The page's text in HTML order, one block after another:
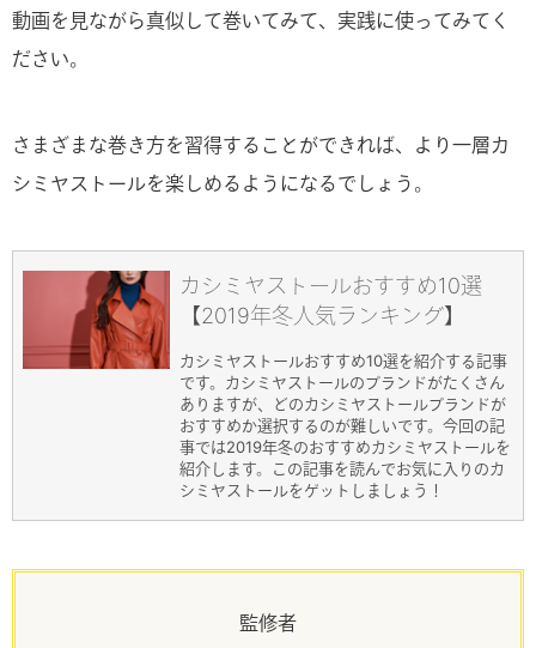
動画を見ながら真似して巻いてみて、実践に使ってみてく
ださい。
さまざまな巻き方を習得することができれば、より一層カ
シミヤストールを楽しめるようになるでしょう。
カシミヤストールおすすめ10選
【2019年冬人気ランキング】
カシミヤストールおすすめ10選を紹介する記事
です。カシミヤストールのブランドがたくさん
ありますが、どのカシミヤストールブランドが
おすすめか選択するのが難しいです。今回の記
事では2019年冬のおすすめカシミヤストールを
紹介します。この記事を読んでお気に入りのカ
シミヤストールをゲットしましょう！
監修者